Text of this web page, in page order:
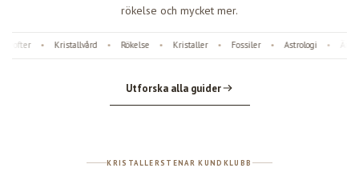
rökelse och mycket mer.
Dofter Kristallvård Rökelse Kristaller Fossiler Astrologi
Utforska alla guider
KRISTALLERSTENAR KUNDKLUBB